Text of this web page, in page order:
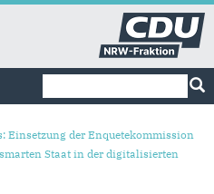
Einsetzung der Enquetekommission
Staat in der digitalisierten